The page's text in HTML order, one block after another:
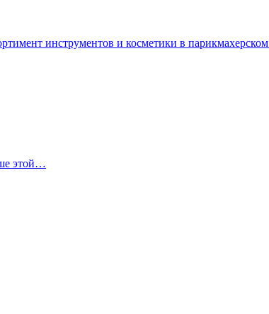
инструментов и косметики в
этой…